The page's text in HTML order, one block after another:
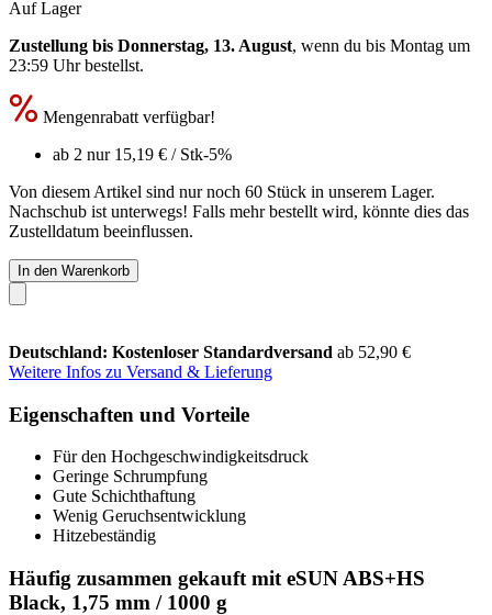
Auf Lager
Zustellung bis Donnerstag, 13. August, wenn du bis Montag um
23:59 Uhrbestellst.
Mengenrabatt verfügbar!
ab 2 nur 15,19 € / Stk-5%
Von diesem Artikel sind nur noch 60 Stück in unserem Lager.
Nachschub ist unterwegs! Falls mehr bestellt wird, könnte dies das
Zustelldatum beeinflussen.
In den Warenkorb
Deutschland: Kostenloser Standardversand ab 52,90 €
Weitere Infos zu Versand & Lieferung
Eigenschaften und Vorteile
Für den Hochgeschwindigkeitsdruck
Geringe Schrumpfung
Gute Schichthaftung
Wenig Geruchsentwicklung
Hitzebeständig
Häufig zusammen gekauft mit eSUN ABS+HS
Black, 1,75 mm / 1000 g